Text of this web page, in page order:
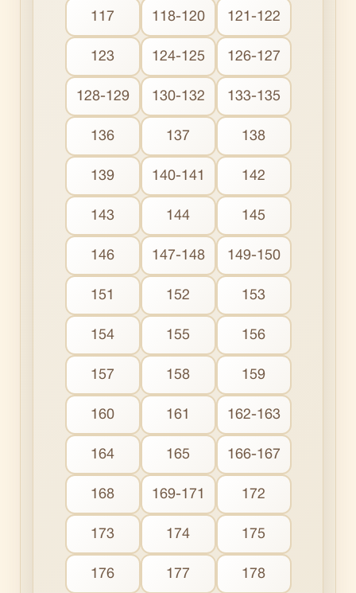
117 118-120 121-122
123 124-125 126-127
128-129 130-132 133-135
136 137 138
139 140-141 142
143 144 145
146 147-148 149-150
151 152 153
154 155 156
157 158 159
160 161 162-163
164 165 166-167
168 169-171 172
173 174 175
176 177 178